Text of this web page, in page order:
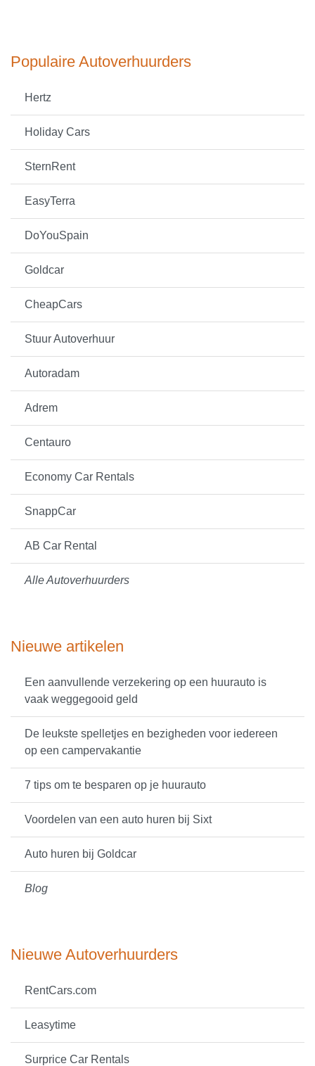
Populaire Autoverhuurders
Hertz
Holiday Cars
SternRent
EasyTerra
DoYouSpain
Goldcar
CheapCars
Stuur Autoverhuur
Autoradam
Adrem
Centauro
Economy Car Rentals
SnappCar
AB Car Rental
Alle Autoverhuurders
Nieuwe artikelen
Een aanvullende verzekering op een huurauto is
vaak weggegooid geld
De leukste spelletjes en bezigheden voor iedereen
op een campervakantie
7 tips om te besparen op je huurauto
Voordelen van een auto huren bij Sixt
Auto huren bij Goldcar
Blog
Nieuwe Autoverhuurders
RentCars.com
Leasytime
Surprice Car Rentals